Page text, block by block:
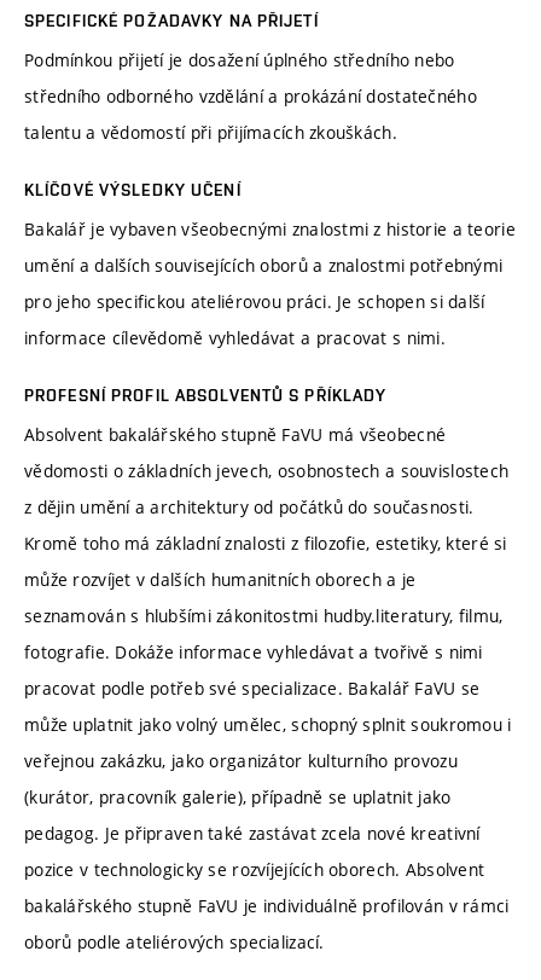
SPECIFICKÉ POŽADAVKY NA PŘIJETÍ
Podmínkou přijetí je dosažení úplného středního nebo
středního odborného vzdělání a prokázání dostatečného
talentu a vědomostí při přijímacích zkouškách.
KLÍČOVÉ VÝSLEDKY UČENÍ
Bakalář je vybaven všeobecnými znalostmi z historie a teorie
umění a dalších souvisejících oborů a znalostmi potřebnými
pro jeho specifickou ateliérovou práci. Je schopen si další
informace cílevědomě vyhledávat a pracovat s nimi.
PROFESNÍ PROFIL ABSOLVENTŮ S PŘÍKLADY
Absolvent bakalářského stupně FaVU má všeobecné
vědomosti o základních jevech, osobnostech a souvislostech
z dějin umění a architektury od počátků do současnosti.
Kromě toho má základní znalosti z filozofie, estetiky, které si
může rozvíjet v dalších humanitních oborech a je
seznamován s hlubšími zákonitostmi hudby.literatury, filmu,
fotografie. Dokáže informace vyhledávat a tvořivě s nimi
pracovat podle potřeb své specializace. Bakalář FaVU se
může uplatnit jako volný umělec, schopný splnit soukromou i
veřejnou zakázku, jako organizátor kulturního provozu
(kurátor, pracovník galerie), případně se uplatnit jako
pedagog. Je připraven také zastávat zcela nové kreativní
pozice v technologicky se rozvíjejících oborech. Absolvent
bakalářského stupně FaVU je individuálně profilován v rámci
oborů podle ateliérových specializací.